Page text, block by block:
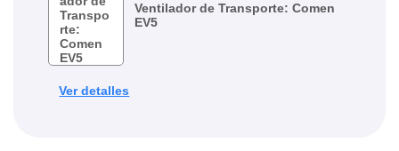
Ventilador de Transporte: Comen
EV5
Ver detalles